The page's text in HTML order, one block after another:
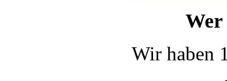
Wir haben